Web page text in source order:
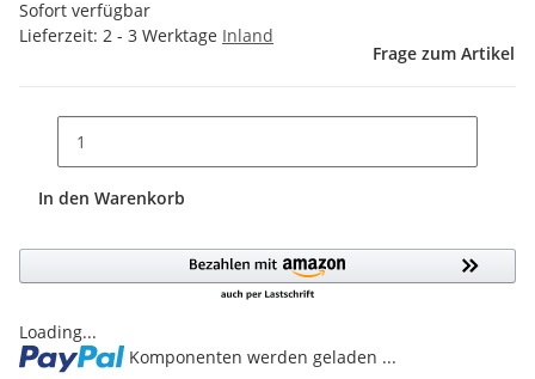
Sofort verfügbar
Lieferzeit: 2 - 3 Werktage Inland
Frage zum Artikel
In den Warenkorb
Loading...
Komponenten werden geladen ...